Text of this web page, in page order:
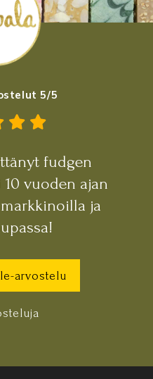
5/5
fudgen
vuoden ajan
ja
arvostelu